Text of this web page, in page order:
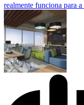
realmente funciona para a